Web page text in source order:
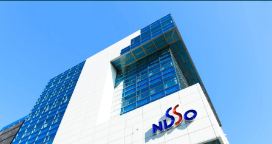
愛知エリア
滋賀エリア
大阪市エリア
堺・泉州エリア
河内エリア
兵庫エリア
奈良エリア
和歌山エリア
鳥取エリア
島根エリア